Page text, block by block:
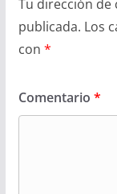
Tu dirección
publicada. Los
con *
Comentario *